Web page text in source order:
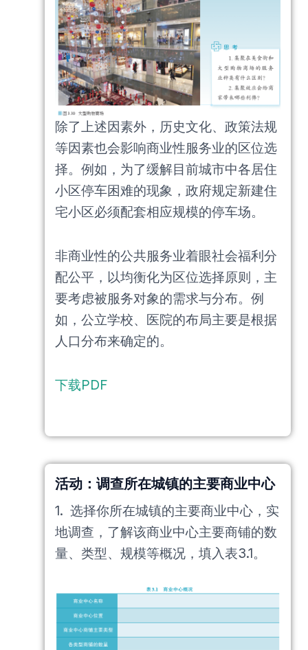
除了上述因素外，历史文化、政策法规
等因素也会影响商业性服务业的区位选
择。例如，为了缓解目前城市中各居住
小区停车困难的现象，政府规定新建住
宅小区必须配套相应规模的停车场。
非商业性的公共服务业着眼社会福利分
配公平，以均衡化为区位选择原则，主
要考虑被服务对象的需求与分布。例
如，公立学校、医院的布局主要是根据
人口分布来确定的。
下载PDF
活动：调查所在城镇的主要商业中心
1. 选择你所在城镇的主要商业中心，实
地调查，了解该商业中心主要商铺的数
量、类型、规模等概况，填入表3.1。